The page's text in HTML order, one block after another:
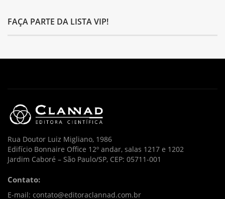
FAÇA PARTE DA LISTA VIP!
Rua Doutor Luiz Migliano, 1986
Edifício Bonnaire Office 12º andar, salas 1217 e 1202
Jardim Caboré – São Paulo/SP, CEP: 05711-001
Contato:
E-mail: contato@editoraclannad.com.br